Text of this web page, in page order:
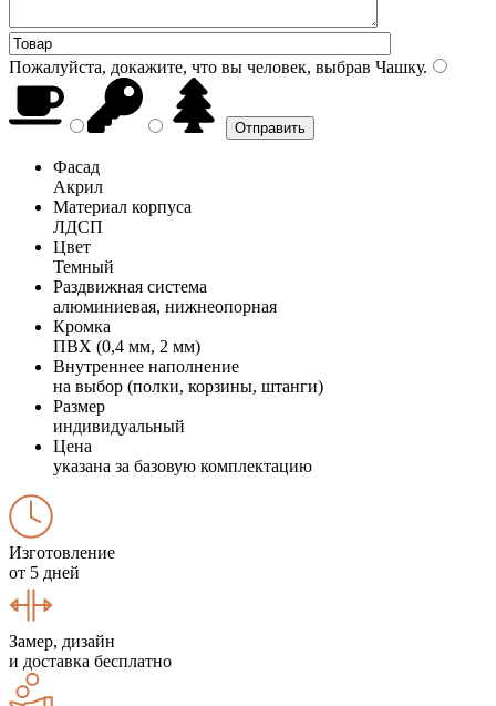
Пожалуйста, докажите, что вы человек, выбрав Чашку.
Фасад
Акрил
Материал корпуса
ЛДСП
Цвет
Темный
Раздвижная система
алюминиевая, нижнеопорная
Кромка
ПВХ (0,4 мм, 2 мм)
Внутреннее наполнение
на выбор (полки, корзины, штанги)
Размер
индивидуальный
Цена
указана за базовую комплектацию
Изготовление
от 5 дней
Замер, дизайн
и доставка бесплатно